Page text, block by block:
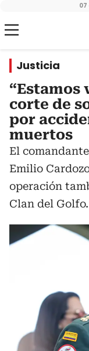
07
Justicia
“Estamos
corte de
por
muertos
El
Emilio
operación
Clan del Golfo.